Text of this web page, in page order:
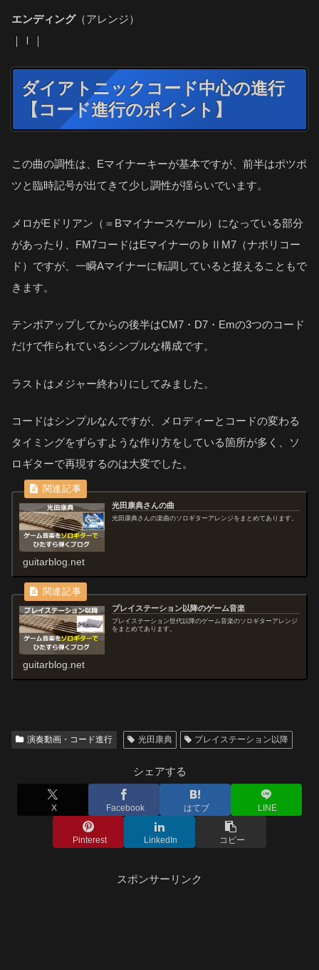
エンディング（アレンジ）
｜Ⅰ｜
ダイアトニックコード中心の進行
【コード進行のポイント】
この曲の調性は、Eマイナーキーが基本ですが、前半はポツポ
ツと臨時記号が出てきて少し調性が揺らいでいます。
メロがEドリアン（＝Bマイナースケール）になっている部分
があったり、FM7コードはEマイナーの♭ⅡM7（ナポリコー
ド）ですが、一瞬Aマイナーに転調していると捉えることもで
きます。
テンポアップしてからの後半はCM7・D7・Emの3つのコード
だけで作られているシンプルな構成です。
ラストはメジャー終わりにしてみました。
コードはシンプルなんですが、メロディーとコードの変わる
タイミングをずらすような作り方をしている箇所が多く、ソ
ロギターで再現するのは大変でした。
光田康典さんの曲
光田康典さんの楽曲のソロギターアレンジをまとめてあります。
guitarblog.net
プレイステーション以降のゲーム音楽
プレイステーション世代以降のゲーム音楽のソロギターアレンジ
をまとめてあります。
guitarblog.net
演奏動画・コード進行 光田康典 プレイステーション以降
シェアする
X Facebook はてブ LINE
Pinterest LinkedIn コピー
スポンサーリンク